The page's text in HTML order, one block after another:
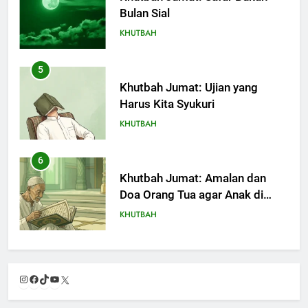
Bulan Sial
KHUTBAH
5
Khutbah Jumat: Ujian yang
Harus Kita Syukuri
KHUTBAH
6
Khutbah Jumat: Amalan dan
Doa Orang Tua agar Anak di
Pondok Pesantren Sukses Dunia
KHUTBAH
7
Instagram
Facebook
TikTok
YouTube